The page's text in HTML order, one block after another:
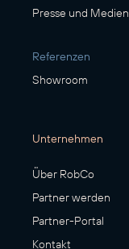
Presse und Medien
Referenzen
Showroom
Unternehmen
Über RobCo
Partner werden
Partner-Portal
Kontakt